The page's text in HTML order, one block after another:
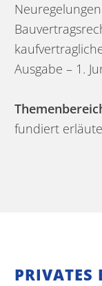
Ausgabe – 1.
fundiert
PRIVATES